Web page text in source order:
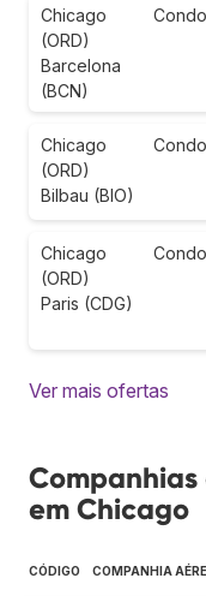
Chicago
(ORD)
Barcelona
(BCN)
Chicago
(ORD)
Bilbau (BIO)
Chicago
(ORD)
Paris (CDG)
Ver mais ofertas
em Chicago
CÓDIGO COMPANHIA